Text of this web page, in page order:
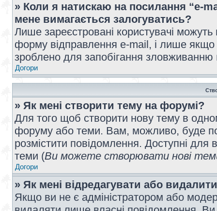
» Коли я натискаю на посилання “e-
мене вимагається залогуватись?
Лише зареєстровані користувачі
форму відправлення e-mail, і лише
зроблено для запобігання
Догори
» Як мені створити тему на форумі?
Для того щоб створити нову тему в
форуму або теми. Вам, можливо, буде
розмістити повідомлення. Доступні для
теми (Ви можете створювати нові
Догори
» Як мені відредагувати або
Якщо ви не є адміністратором або